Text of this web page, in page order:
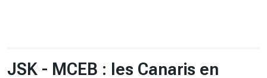
JSK - MCEB : les Canaris en